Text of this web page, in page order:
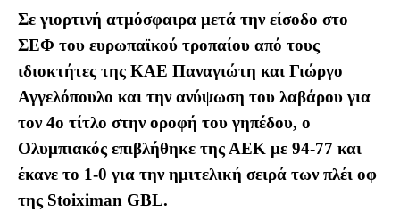
Σε γιορτινή ατμόσφαιρα μετά την είσοδο στο
ΣΕΦ του ευρωπαϊκού τροπαίου από τους
ιδιοκτήτες της ΚΑΕ Παναγιώτη και Γιώργο
Αγγελόπουλο και την ανύψωση του λαβάρου για
τον 4ο τίτλο στην οροφή του γηπέδου, ο
Ολυμπιακός επιβλήθηκε της ΑΕΚ με 94-77 και
έκανε το 1-0 για την ημιτελική σειρά των πλέι οφ
της Stoiximan GBL.